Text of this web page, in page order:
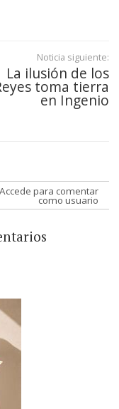
Noticia siguiente:
La ilusión de los
toma tierra
en Ingenio
para comentar
como usuario